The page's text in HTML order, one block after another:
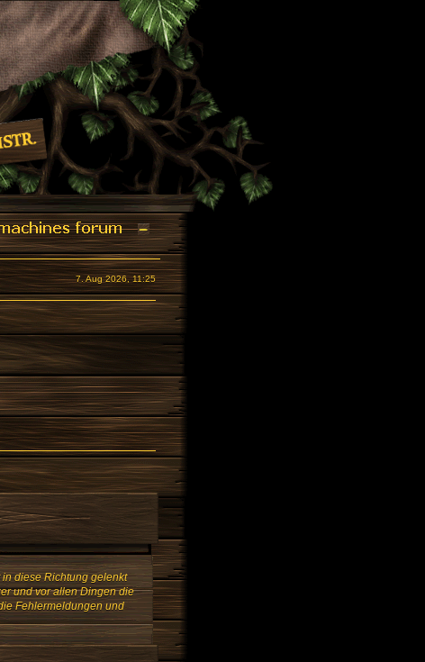
7. Aug 2026, 11:25
diese Richtung gelenkt
und vor allen Dingen die
Fehlermeldungen und